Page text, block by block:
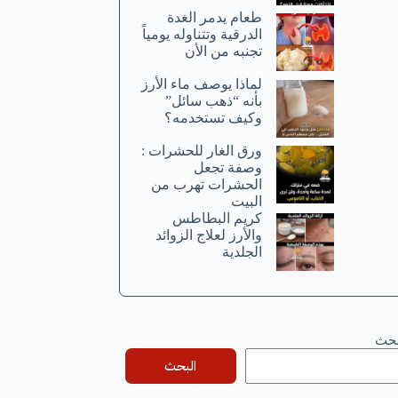
طعام يدمر الغدة
الدرقية وتتناوله يومياً
تجنبه من الأن
لماذا يوصف ماء الأرز
بأنه “ذهب سائل”
وكيف تستخدمه؟
ورق الغار للحشرات :
وصفة تجعل
الحشرات تهرب من
البيت
كريم البطاطس
والأرز لعلاج الزوائد
الجلدية
البحث